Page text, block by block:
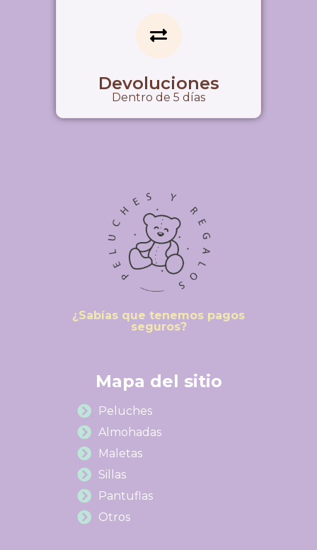
Devoluciones
Dentro de 5 días
¿Sabías que tenemos pagos
seguros?
Mapa del sitio
Peluches
Almohadas
Maletas
Sillas
Pantuflas
Otros